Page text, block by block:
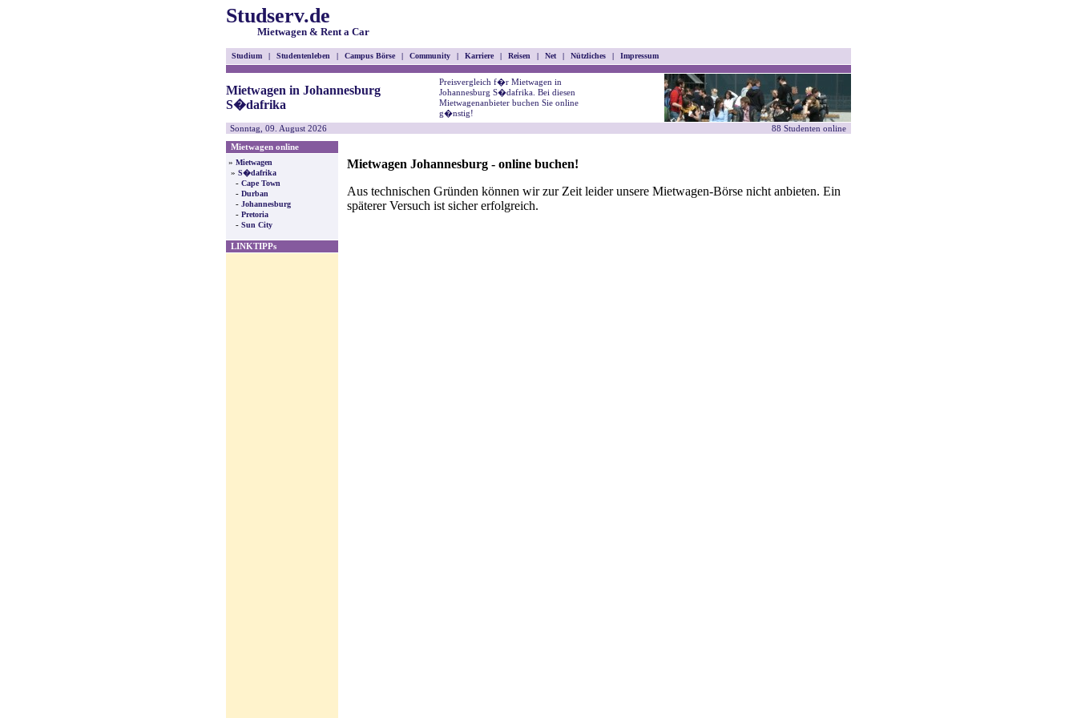
Studserv.de
Mietwagen & Rent a Car
Studium | Studentenleben | Campus Börse | Community | Karriere | Reisen | Net | Nützliches | Impressum
Mietwagen in Johannesburg
S�dafrika
Preisvergleich f�r Mietwagen in
Johannesburg S�dafrika. Bei diesen
Mietwagenanbieter buchen Sie online
g�nstig!
Sonntag, 09. August 2026
88 Studenten online
Mietwagen online
» Mietwagen
» S�dafrika
- Cape Town
- Durban
- Johannesburg
- Pretoria
- Sun City
LINKTIPPs
Mietwagen Johannesburg - online buchen!
Aus technischen Gründen können wir zur Zeit leider unsere Mietwagen-Börse nicht anbieten. Ein
späterer Versuch ist sicher erfolgreich.